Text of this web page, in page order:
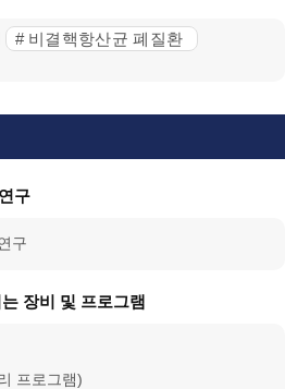
# 비결핵항산균 폐질환
구
구
장비 및 프로그램
프로그램)